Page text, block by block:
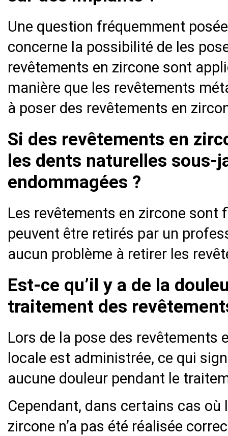
Une question fréquemment
concerne la possibilité de les
revêtements en zircone sont
manière que les revêtements
à poser des revêtements en
Si des revêtements en
les dents naturelles sous-
endommagées ?
Les revêtements en zircone sont
peuvent être retirés par un
aucun problème à retirer les
Est-ce qu’il y a de la
traitement des
Lors de la pose des revêtements
locale est administrée, ce qui
aucune douleur pendant le
Cependant, dans certains cas
zircone n’a pas été réalisée